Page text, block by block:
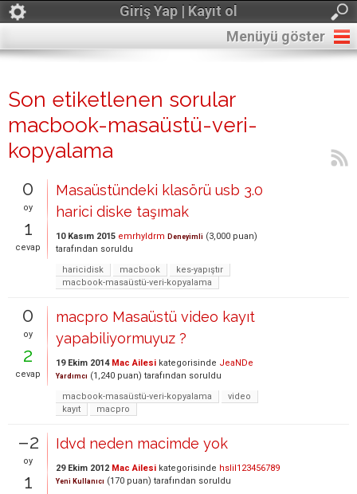
Giriş Yap | Kayıt ol
Menüyü göster
Son etiketlenen sorular
macbook-masaüstü-veri-
kopyalama
0
oy
1
cevap
Masaüstündeki klasörü usb 3.0
harici diske taşımak
10 Kasım 2015 emrhyldrm Deneyimli (3,000 puan)
tarafından soruldu
haricidisk
macbook
kes-yapıştır
macbook-masaüstü-veri-kopyalama
0
oy
2
cevap
macpro Masaüstü video kayıt
yapabiliyormuyuz ?
19 Ekim 2014 Mac Ailesi kategorisinde JeaNDe
Yardımcı (1,240 puan) tarafından soruldu
macbook-masaüstü-veri-kopyalama
video
kayıt
macpro
–2
oy
1
Idvd neden macimde yok
29 Ekim 2012 Mac Ailesi kategorisinde hslil123456789
Yeni Kullanıcı (170 puan) tarafından soruldu